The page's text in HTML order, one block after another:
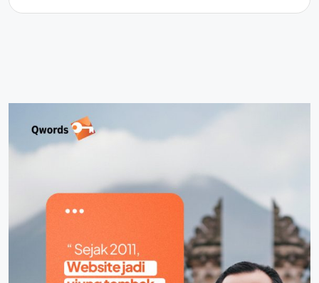
sesuai kebutuhan. Sebagai...